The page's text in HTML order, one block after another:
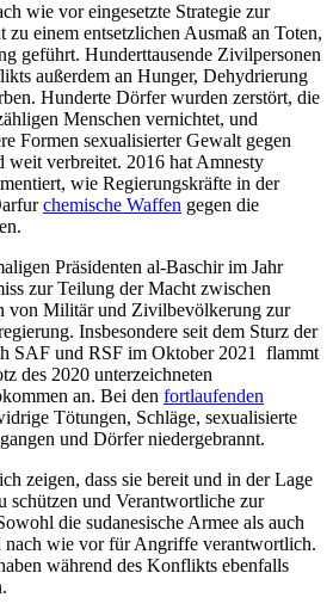
wie vor eingesetzte Strategie zur
zu einem entsetzlichen Ausmaß an Toten,
geführt. Hunderttausende Zivilpersonen
außerdem an Hunger, Dehydrierung
Hunderte Dörfer wurden zerstört, die
Menschen vernichtet, und
Formen sexualisierter Gewalt gegen
weit verbreitet. 2016 hat Amnesty
wie Regierungskräfte in der
chemische Waffen gegen die
Präsidenten al-Baschir im Jahr
zur Teilung der Macht zwischen
von Militär und Zivilbevölkerung zur
Insbesondere seit dem Sturz der
SAF und RSF im Oktober 2021 flammt
des 2020 unterzeichneten
an. Bei den fortlaufenden
Tötungen, Schläge, sexualisierte
und Dörfer niedergebrannt.
zeigen, dass sie bereit und in der Lage
schützen und Verantwortliche zur
die sudanesische Armee als auch
nach wie vor für Angriffe verantwortlich.
während des Konflikts ebenfalls